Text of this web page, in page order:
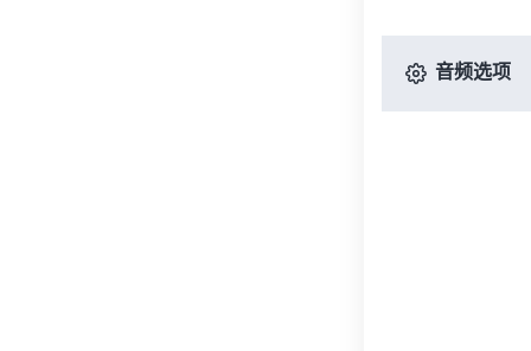
音频选项